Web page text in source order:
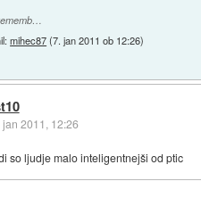
mihec87(7. jan 2011 ob 12:26)
jan 2011, 12:26
so ljudje malo inteligentnejši od ptic